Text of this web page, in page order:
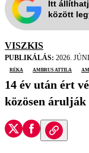
Itt
között
VISZKIS
PUBLIKÁLÁS: 2026.
réka
ambrus attila
14 év után ért
közösen